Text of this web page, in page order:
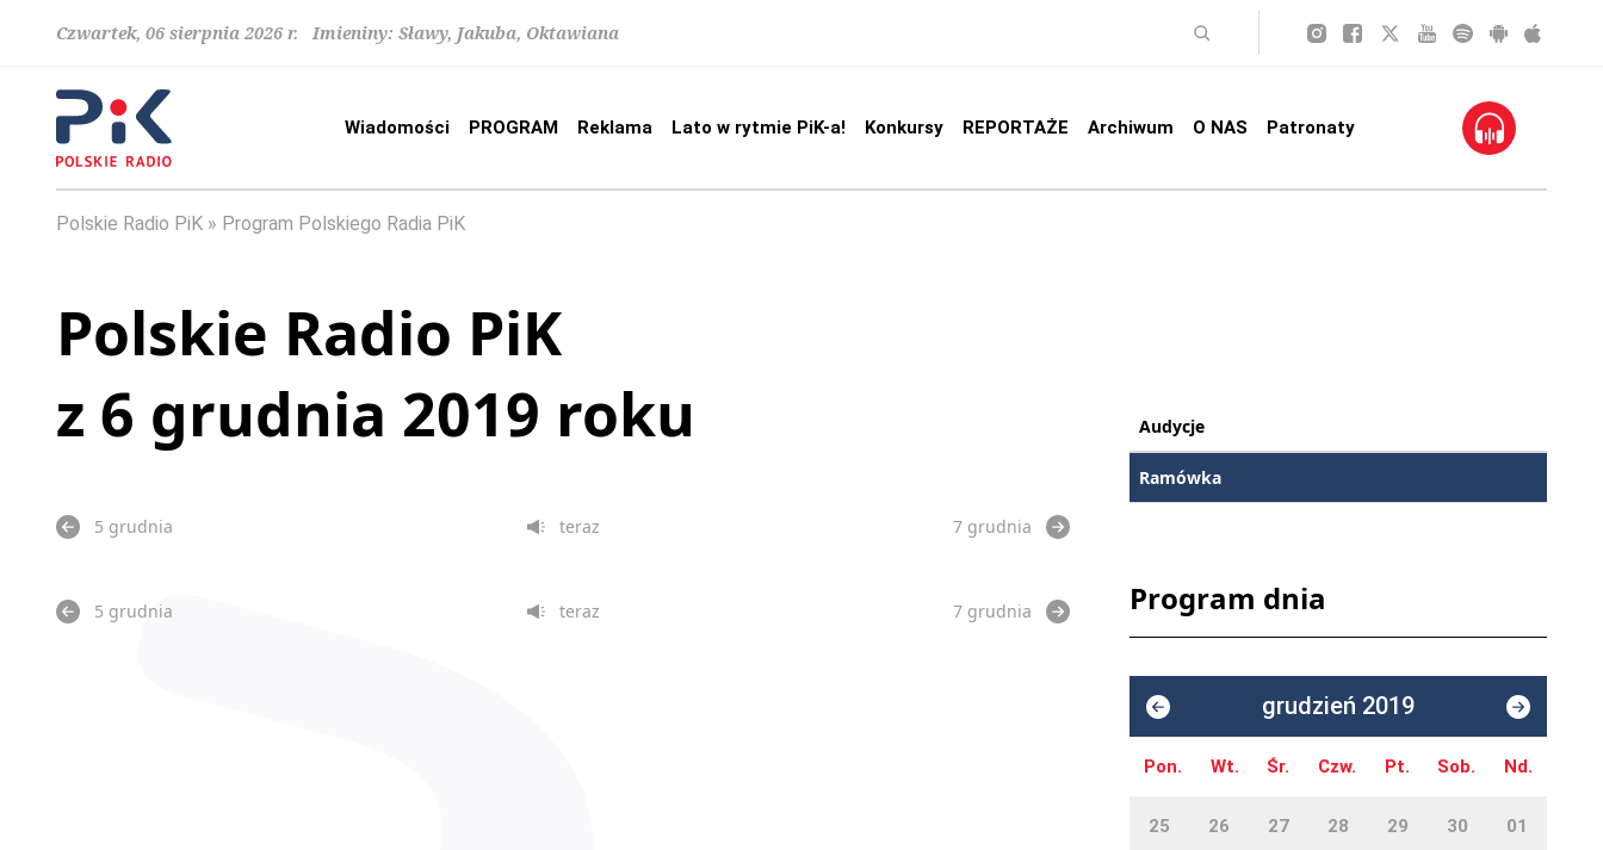
Czwartek, 06 sierpnia 2026 r. Imieniny: Sławy, Jakuba, Oktawiana
Wiadomości PROGRAM Reklama Lato w rytmie PiK-a! Konkursy REPORTAŻE Archiwum O NAS Patronaty
Polskie Radio PiK Program Polskiego Radia PiK
Polskie Radio PiK
z 6 grudnia 2019 roku
5 grudnia teraz 7 grudnia
5 grudnia teraz 7 grudnia
Audycje
Ramówka
Program dnia
grudzień 2019
Pon. Wt. Śr. Czw. Pt. Sob. Nd.
25 26 27 28 29 30 01